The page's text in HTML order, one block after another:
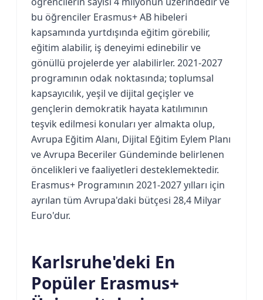
bu öğrenciler Erasmus+ AB hibeleri
kapsamında yurtdışında eğitim görebilir,
eğitim alabilir, iş deneyimi edinebilir ve
gönüllü projelerde yer alabilirler. 2021-2027
programının odak noktasında; toplumsal
kapsayıcılık, yeşil ve dijital geçişler ve
gençlerin demokratik hayata katılımının
teşvik edilmesi konuları yer almakta olup,
Avrupa Eğitim Alanı, Dijital Eğitim Eylem Planı
ve Avrupa Beceriler Gündeminde belirlenen
öncelikleri ve faaliyetleri desteklemektedir.
Erasmus+ Programının 2021-2027 yılları için
ayrılan tüm Avrupa'daki bütçesi 28,4 Milyar
Euro'dur.
Karlsruhe'deki En
Popüler Erasmus+